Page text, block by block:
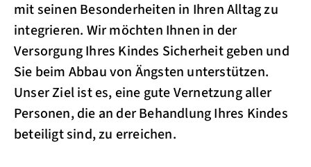
mit seinen Besonderheiten in Ihren Alltag zu
integrieren. Wir möchten Ihnen in der
Versorgung Ihres Kindes Sicherheit geben und
Sie beim Abbau von Ängsten unterstützen.
Unser Ziel ist es, eine gute Vernetzung aller
Personen, die an der Behandlung Ihres Kindes
beteiligt sind, zu erreichen.